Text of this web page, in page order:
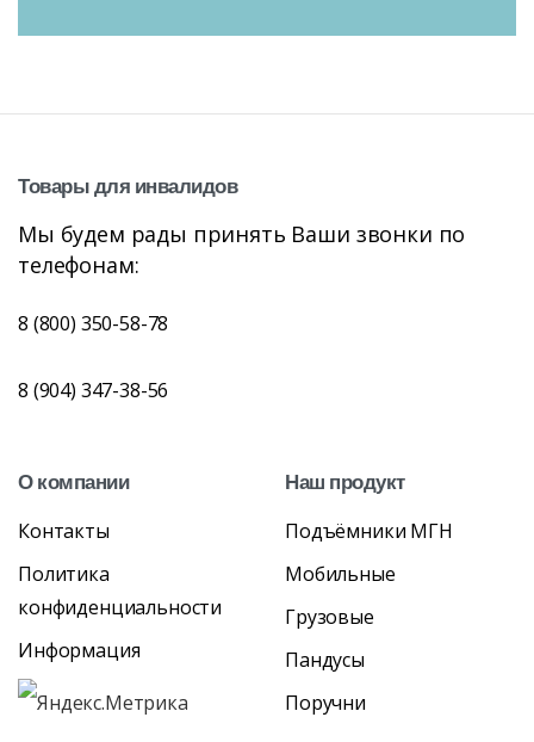
Товарыдля инвалидов
Мы будем рады принять Ваши звонки по
телефонам:
8 (800) 350-58-78
8 (904) 347-38-56
Окомпании
Контакты
Политика
конфиденциальности
Информация
Наш продукт
Подъёмники МГН
Мобильные
Грузовые
Пандусы
Поручни